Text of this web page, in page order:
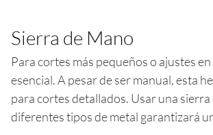
Sierra de Mano
Para cortes más pequeños o ajustes
esencial. A pesar de ser manual, esta
para cortes detallados. Usar una
diferentes tipos de metal garantizará